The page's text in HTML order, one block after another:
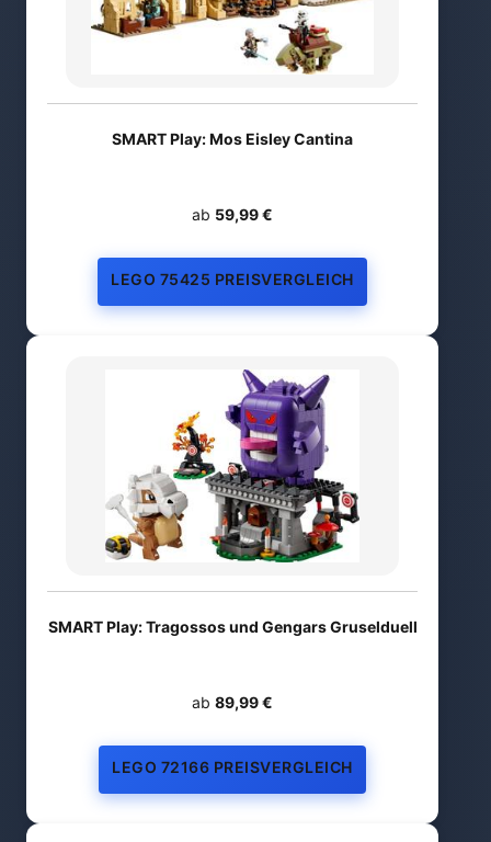
SMART Play: Mos Eisley Cantina
ab 59,99 €
LEGO 75425 PREISVERGLEICH
SMART Play: Tragossos und Gengars Gruselduell
ab 89,99 €
LEGO 72166 PREISVERGLEICH